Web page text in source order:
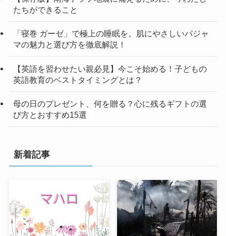
たちができること
「寝巻 ガーゼ」で極上の睡眠を。肌にやさしいパジャ
マの魅力と選び方を徹底解説！
【英語を習わせたい親必見】今こそ始める！子どもの
英語教育のベストタイミングとは？
母の日のプレゼント、何を贈る？心に残るギフトの選
び方とおすすめ15選
新着記事